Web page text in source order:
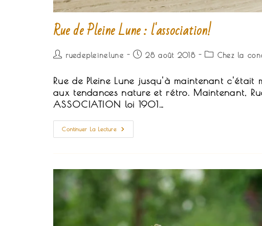
Rue de Pleine Lune : l'association!
Auteur/autrice
la
publication :
ruedepleinelune
Publication
28 août 2018
Post Chez la
Rue de Pleine Lune jusqu'à maintenant
aux tendances nature et rétro. Maintenant,
ASSOCIATION loi 1901…
Continuer La LectureRue
De